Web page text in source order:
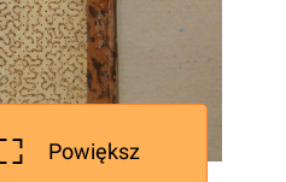
Powiększ